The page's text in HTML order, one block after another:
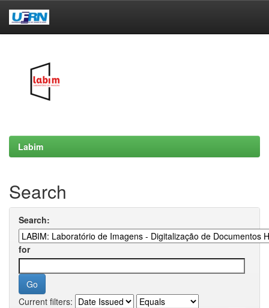
Labim
Search
Search:
for
Current filters: